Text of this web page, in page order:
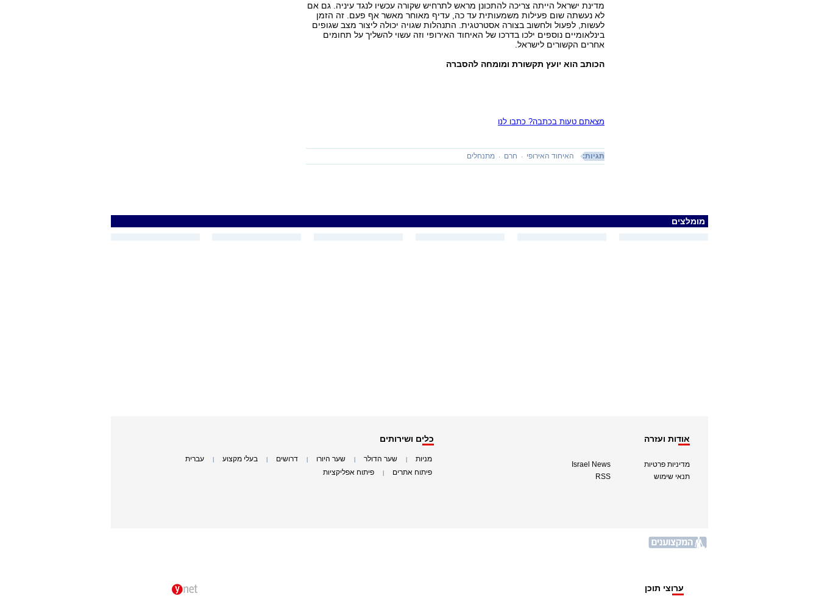
מדינת ישראל הייתה צריכה להתכונן מראש לתרחיש שקורה עכשיו לנגד עיניה. גם אם
לא נעשתה שום פעילות משמעותית עד כה, עדיף מאוחר מאשר אף פעם. זה הזמן
לעשות, לפעול ולחשוב בצורה אסטרטגית. התנהלות שגויה יכולה ליצור מצב שגופים
בינלאומיים נוספים ילכו בדרכו של האיחוד האירופי וזה עשוי להשליך על תחומים
אחרים הקשורים לישראל.
הכותב הוא יועץ תקשורת ומומחה להסברה
מצאתם טעות בכתבה? כתבו לנו
תגיות: האיחוד האירופי חרם מתנחלים
מומלצים
אודות ועזרה
מדיניות פרטיות
תנאי שימוש
Israel News
RSS
כלים ושירותים
מניות שער הדולר שער היורו דרושים בעלי מקצוע עברית
פיתוח אתרים פיתוח אפליקציות
ערוצי תוכן